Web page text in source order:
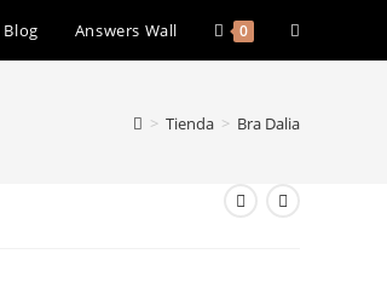
Answers Wall 0
> Tienda > Bra Dalia